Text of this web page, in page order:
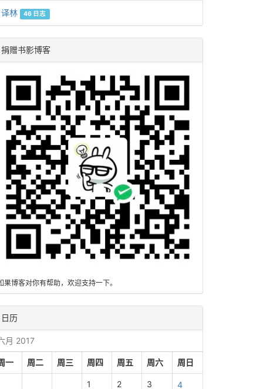
译林 46 日志
捐赠书影博客
果博客对你有帮助，欢迎支持一下。
日历
月 2017
一 周二 周三 周四 周五 周六 周日
1 2 3 4